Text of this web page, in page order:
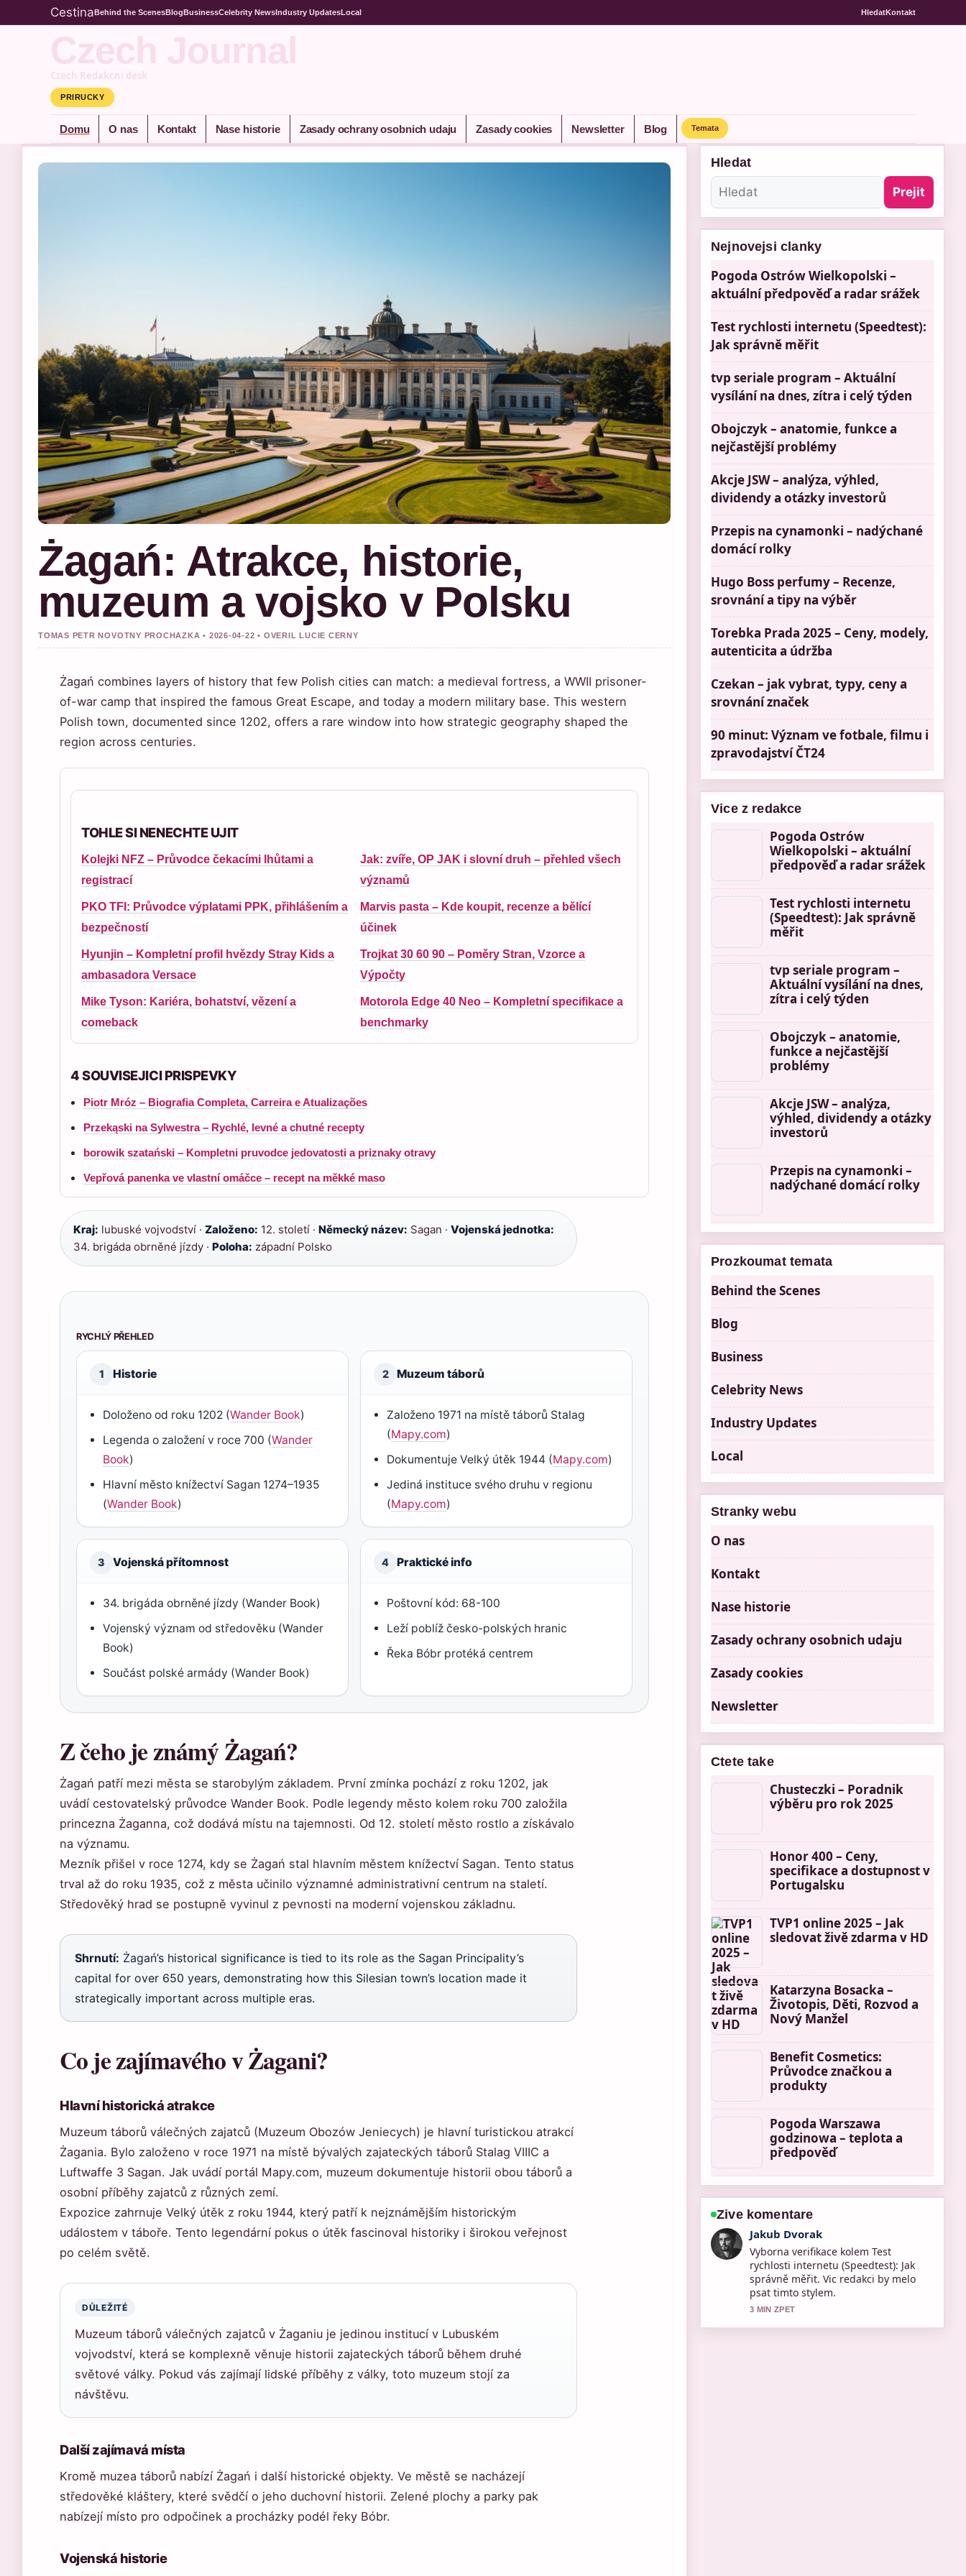
CestinaBehind the ScenesBlogBusinessCelebrity NewsIndustry UpdatesLocal HledatKontakt
Czech Journal
Czech Redakcni desk
PRIRUCKY
Domu O nas Kontakt Nase historie Zasady ochrany osobnich udaju Zasady cookies Newsletter Blog Temata
Żagań: Atrakce, historie,
muzeum a vojsko v Polsku
TOMAS PETR NOVOTNY PROCHAZKA • 2026-04-22 • OVERIL LUCIE CERNY
Żagań combines layers of history that few Polish cities can match: a medieval fortress, a WWII prisoner-
of-war camp that inspired the famous Great Escape, and today a modern military base. This western
Polish town, documented since 1202, offers a rare window into how strategic geography shaped the
region across centuries.
TOHLE SI NENECHTE UJIT
Kolejki NFZ – Průvodce čekacími lhůtami a
registrací
Jak: zvíře, OP JAK i slovní druh – přehled všech
významů
PKO TFI: Průvodce výplatami PPK, přihlášením a
bezpečností
Marvis pasta – Kde koupit, recenze a bělící
účinek
Hyunjin – Kompletní profil hvězdy Stray Kids a
ambasadora Versace
Trojkat 30 60 90 – Poměry Stran, Vzorce a
Výpočty
Mike Tyson: Kariéra, bohatství, vězení a
comeback
Motorola Edge 40 Neo – Kompletní specifikace a
benchmarky
4 SOUVISEJICI PRISPEVKY
Piotr Mróz – Biografia Completa, Carreira e Atualizações
Przekąski na Sylwestra – Rychlé, levné a chutné recepty
borowik szatański – Kompletni pruvodce jedovatosti a priznaky otravy
Vepřová panenka ve vlastní omáčce – recept na měkké maso
Kraj: lubuské vojvodství · Založeno: 12. století · Německý název: Sagan · Vojenská jednotka:
34. brigáda obrněné jízdy · Poloha: západní Polsko
RYCHLÝ PŘEHLED
1 Historie
Doloženo od roku 1202 (Wander Book)
Legenda o založení v roce 700 (Wander
Book)
Hlavní město knížectví Sagan 1274–1935
(Wander Book)
2 Muzeum táborů
Založeno 1971 na místě táborů Stalag
(Mapy.com)
Dokumentuje Velký útěk 1944 (Mapy.com)
Jediná instituce svého druhu v regionu
(Mapy.com)
3 Vojenská přítomnost
34. brigáda obrněné jízdy (Wander Book)
Vojenský význam od středověku (Wander
Book)
Součást polské armády (Wander Book)
4 Praktické info
Poštovní kód: 68-100
Leží poblíž česko-polských hranic
Řeka Bóbr protéká centrem
Z čeho je známý Żagań?
Żagań patří mezi města se starobylým základem. První zmínka pochází z roku 1202, jak
uvádí cestovatelský průvodce Wander Book. Podle legendy město kolem roku 700 založila
princezna Żaganna, což dodává místu na tajemnosti. Od 12. století město rostlo a získávalo
na významu.
Mezník přišel v roce 1274, kdy se Żagań stal hlavním městem knížectví Sagan. Tento status
trval až do roku 1935, což z města učinilo významné administrativní centrum na staletí.
Středověký hrad se postupně vyvinul z pevnosti na moderní vojenskou základnu.
Shrnutí: Żagań’s historical significance is tied to its role as the Sagan Principality’s
capital for over 650 years, demonstrating how this Silesian town’s location made it
strategically important across multiple eras.
Co je zajímavého v Żagani?
Hlavní historická atrakce
Muzeum táborů válečných zajatců (Muzeum Obozów Jeniecych) je hlavní turistickou atrakcí
Żagania. Bylo založeno v roce 1971 na místě bývalých zajateckých táborů Stalag VIIIC a
Luftwaffe 3 Sagan. Jak uvádí portál Mapy.com, muzeum dokumentuje historii obou táborů a
osobní příběhy zajatců z různých zemí.
Expozice zahrnuje Velký útěk z roku 1944, který patří k nejznámějším historickým
událostem v táboře. Tento legendární pokus o útěk fascinoval historiky i širokou veřejnost
po celém světě.
DŮLEŽITÉ
Muzeum táborů válečných zajatců v Żaganiu je jedinou institucí v Lubuském
vojvodství, která se komplexně věnuje historii zajateckých táborů během druhé
světové války. Pokud vás zajímají lidské příběhy z války, toto muzeum stojí za
návštěvu.
Další zajímavá místa
Kromě muzea táborů nabízí Żagań i další historické objekty. Ve městě se nacházejí
středověké kláštery, které svědčí o jeho duchovní historii. Zelené plochy a parky pak
nabízejí místo pro odpočinek a procházky podél řeky Bóbr.
Vojenská historie
Hledat
Prejit
Nejnovejsi clanky
Pogoda Ostrów Wielkopolski –
aktuální předpověď a radar srážek
Test rychlosti internetu (Speedtest):
Jak správně měřit
tvp seriale program – Aktuální
vysílání na dnes, zítra i celý týden
Obojczyk – anatomie, funkce a
nejčastější problémy
Akcje JSW – analýza, výhled,
dividendy a otázky investorů
Przepis na cynamonki – nadýchané
domácí rolky
Hugo Boss perfumy – Recenze,
srovnání a tipy na výběr
Torebka Prada 2025 – Ceny, modely,
autenticita a údržba
Czekan – jak vybrat, typy, ceny a
srovnání značek
90 minut: Význam ve fotbale, filmu i
zpravodajství ČT24
Vice z redakce
Pogoda Ostrów
Wielkopolski – aktuální
předpověď a radar srážek
Test rychlosti internetu
(Speedtest): Jak správně
měřit
tvp seriale program –
Aktuální vysílání na dnes,
zítra i celý týden
Obojczyk – anatomie,
funkce a nejčastější
problémy
Akcje JSW – analýza,
výhled, dividendy a otázky
investorů
Przepis na cynamonki –
nadýchané domácí rolky
Prozkoumat temata
Behind the Scenes
Blog
Business
Celebrity News
Industry Updates
Local
Stranky webu
O nas
Kontakt
Nase historie
Zasady ochrany osobnich udaju
Zasady cookies
Newsletter
Ctete take
Chusteczki – Poradnik
výběru pro rok 2025
Honor 400 – Ceny,
specifikace a dostupnost v
Portugalsku
TVP1 online 2025 – Jak
sledovat živě zdarma v HD
Katarzyna Bosacka –
Životopis, Děti, Rozvod a
Nový Manžel
Benefit Cosmetics:
Průvodce značkou a
produkty
Pogoda Warszawa
godzinowa – teplota a
předpověď
Zive komentare
Lucie Cerny
Skvele shrnuti k tvp seriale program
&#8211; Aktuální vysílání na.... Je to
nejprehlednejsi souhrn, ktery jsem
dnes videl.
5 MIN ZPET